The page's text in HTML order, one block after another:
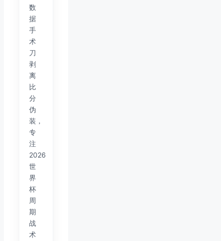
数
据
手
术
刀
剥
离
比
分
伪
装，
专
注
2026
世
界
杯
周
期
战
术